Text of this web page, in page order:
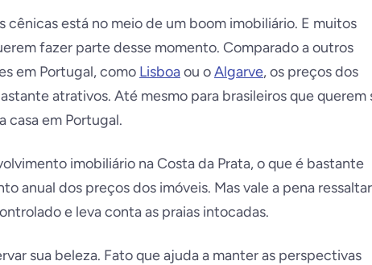
está no meio de um boom imobiliário. E muitos
fazer parte desse momento. Comparado a outros
em Portugal, como Lisboaou oAlgarve, os preços dos
atrativos. Até mesmo para brasileiros que querem
casa em Portugal.
imobiliário na Costa da Prata, o que é bastante
anual dos preços dos imóveis. Mas vale a pena ressaltar
e leva conta as praias intocadas.
sua beleza. Fato que ajuda a manter as perspectivas